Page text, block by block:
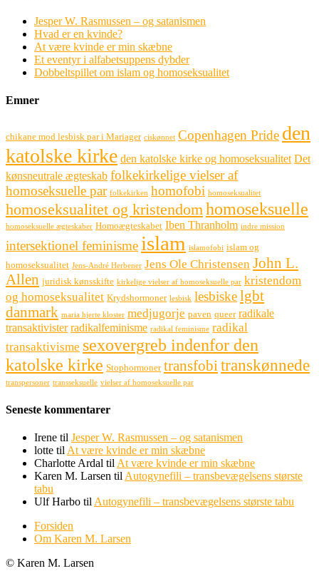
Jesper W. Rasmussen – og satanismen
Hvad er en kvinde?
At være kvinde er min skæbne
Et eventyr i alfabetsuppens dybder
Dobbeltspillet om islam og homoseksualitet
Emner
chikane mod lesbisk par i Mariager ciskønnet Copenhagen Pride den
katolske kirke den katolske kirke og homoseksualitet Det
kønsneutrale ægteskab folkekirkelige vielser af
homoseksuelle par folkekirken homofobi homoseksualitet
homoseksualitet og kristendomhomoseksuelle
homoseksuelle ægteskaber Homoægteskabet Iben Thranholm indre mission
intersektionel feminisme islam islamofobi islam og
homoseksualitet Jens-André Herbener Jens Ole Christensen John L.
Allen juridisk kønsskifte kirkelige vielser af homoseksuelle par kristendom
og homoseksualitet Krydshormoner lesbisk lesbiskelgbt
danmark maria hjerte kloster medjugorje paven queer radikale
transaktivister radikalfeminisme radikal feminisme radikal
transaktivisme sexovergreb indenfor den
katolske kirke Stophormoner transfobi transkønnede
transpersoner transseksuelle vielser af homoseksuelle par
Seneste kommentarer
Irene til Jesper W. Rasmussen – og satanismen
lotte til At være kvinde er min skæbne
Charlotte Ardal til At være kvinde er min skæbne
Karen M. Larsen til Autogynefili – transbevægelsens største
tabu
Ulf Harbo til Autogynefili – transbevægelsens største tabu
Forsiden
Om Karen M. Larsen
© Karen M. Larsen